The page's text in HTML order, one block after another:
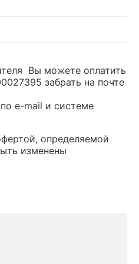
Вы можете оплатить
забрать на почте
e-mail и системе
определяемой
изменены